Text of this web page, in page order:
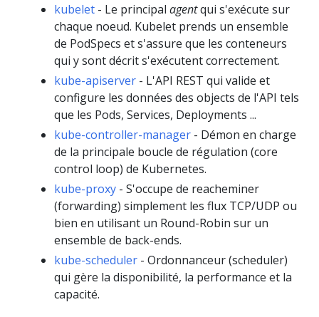
kubelet - Le principal agentqui s'exécute sur
chaque noeud. Kubelet prends un ensemble
de PodSpecs et s'assure que les conteneurs
qui y sont décrit s'exécutent correctement.
kube-apiserver - L'API REST qui valide et
configure les données des objects de l'API tels
que les Pods, Services, Deployments ...
kube-controller-manager - Démon en charge
de la principale boucle de régulation (core
control loop) de Kubernetes.
kube-proxy - S'occupe de reacheminer
(forwarding) simplement les flux TCP/UDP ou
bien en utilisant un Round-Robin sur un
ensemble de back-ends.
kube-scheduler - Ordonnanceur (scheduler)
qui gère la disponibilité, la performance et la
capacité.